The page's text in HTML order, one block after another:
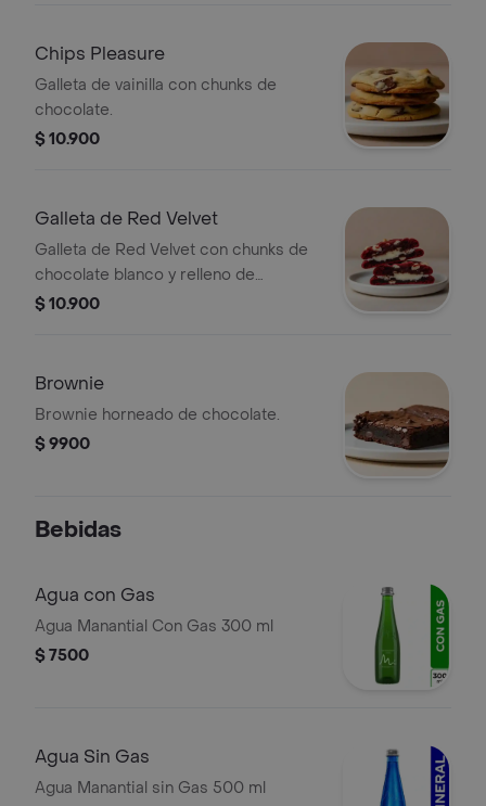
Chips Pleasure
Galleta de vainilla con chunks de
chocolate.
$ 10.900
Galleta de Red Velvet
Galleta de Red Velvet con chunks de
chocolate blanco y relleno de
Cheesecake.
$ 10.900
Brownie
Brownie horneado de chocolate.
$ 9900
Bebidas
Agua con Gas
Agua Manantial Con Gas 300 ml
$ 7500
Agua Sin Gas
Agua Manantial sin Gas 500 ml